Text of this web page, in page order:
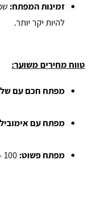
זמינות המפתח:
להיות יקר יותר.
טווח מחירים משוער:
מפתח חכם עם
מפתח עם
מפתח פשוט: